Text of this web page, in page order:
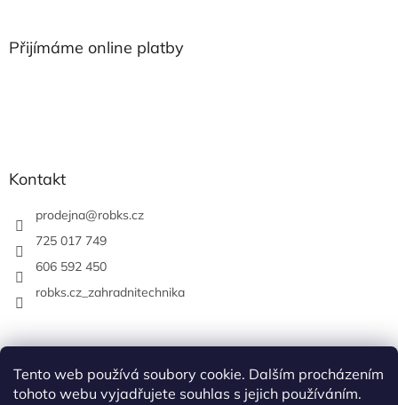
Tento web používá soubory cookie. Dalším procházením
tohoto webu vyjadřujete souhlas s jejich používáním.
Přijímáme online platby
Kontakt
prodejna@robks.cz
725 017 749
606 592 450
robks.cz_zahradnitechnika